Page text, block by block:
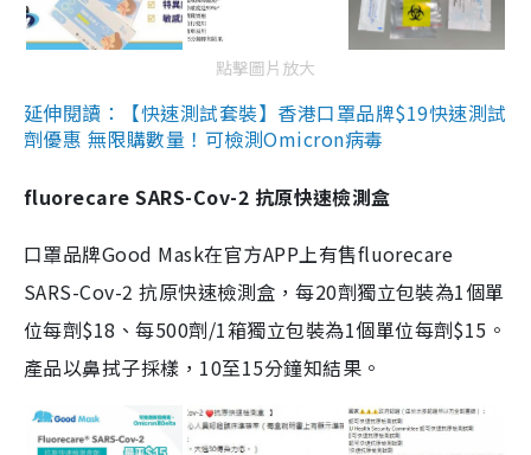
點擊圖片放大
延伸閱讀：【快速測試套裝】香港口罩品牌$19快速測試
劑優惠 無限購數量！可檢測Omicron病毒
fluorecare SARS-Cov-2 抗原快速檢測盒
口罩品牌Good Mask在官方APP上有售fluorecare
SARS-Cov-2 抗原快速檢測盒，每20劑獨立包裝為1個單
位每劑$18、每500劑/1箱獨立包裝為1個單位每劑$15。
產品以鼻拭子採樣，10至15分鐘知結果。